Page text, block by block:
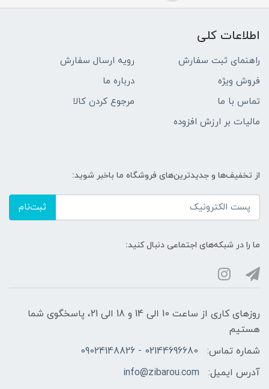
اطلاعات کلی
راهنمای ثبت سفارش
رویه ارسال سفارش
فروش ویژه
درباره ما
تماس با ما
مرجوع کردن کالا
مالیات بر ارزش افزوده
از تخفیف‌ها و جدیدترین‌های فروشگاه ما باخبر شوید:
ثبت‌نام
ما را در شبکه‌های اجتماعی دنبال کنید:
روزهای کاری از ساعت 10 الی 14 و 18 الی 21، پاسخگوی شما
هستیم
شماره تماس:
02144696680 - 09024148826
آدرس ایمیل:
info@zibarou.com